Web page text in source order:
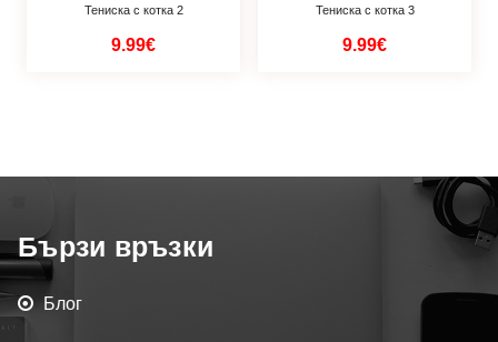
Тениска с котка 2
9.99€
Тениска с котка 3
9.99€
Бързи връзки
Блог